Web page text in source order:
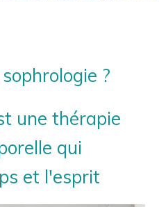
?
une thérapie
qui
et l'esprit